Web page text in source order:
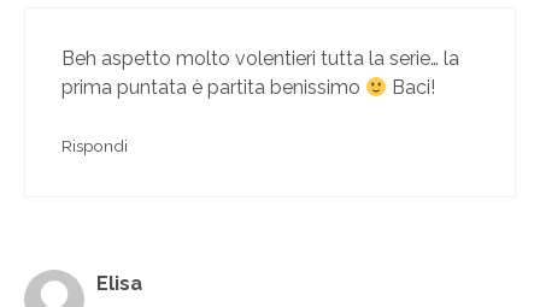
Beh aspetto molto volentieri tutta la serie… la
prima puntata è partita benissimo
Baci!
Rispondi
Elisa